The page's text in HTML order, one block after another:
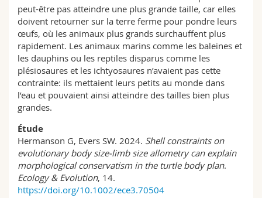
peut-être pas atteindre une plus grande taille, car elles
doivent retourner sur la terre ferme pour pondre leurs
œufs, où les animaux plus grands surchauffent plus
rapidement. Les animaux marins comme les baleines et
les dauphins ou les reptiles disparus comme les
plésiosaures et les ichtyosaures n’avaient pas cette
contrainte: ils mettaient leurs petits au monde dans
l’eau et pouvaient ainsi atteindre des tailles bien plus
grandes.
Étude
Hermanson G, Evers SW. 2024. Shell constraints on
evolutionary body size-limb size allometry can explain
morphological conservatism in the turtle body plan.
Ecology & Evolution, 14.
https://doi.org/10.1002/ece3.70504